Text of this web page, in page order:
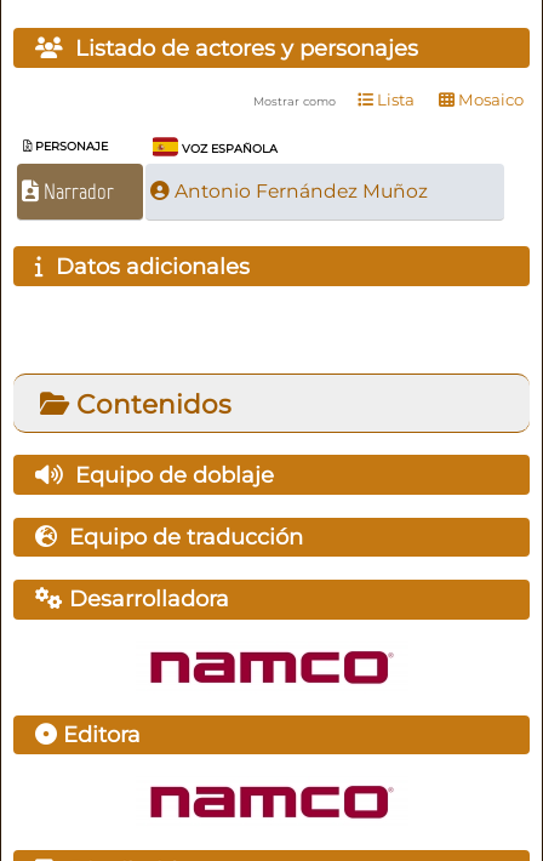
Listado de actores y personajes
Mostrar como Lista Mosaico
PERSONAJE VOZ ESPAÑOLA
Narrador Antonio Fernández Muñoz
Datos adicionales
Contenidos
Equipo de doblaje
Equipo de traducción
Desarrolladora
Editora